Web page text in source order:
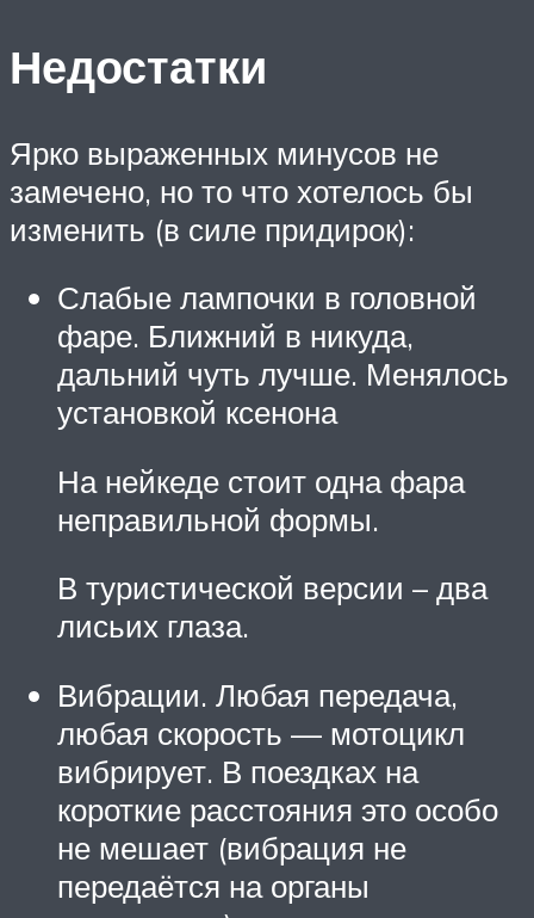
Недостатки
Ярко выраженных минусов не
замечено, но то что хотелось бы
изменить (в силе придирок):
Слабые лампочки в головной
фаре. Ближний в никуда,
дальний чуть лучше. Менялось
установкой ксенона
На нейкеде стоит одна фара
неправильной формы.
В туристической версии – два
лисьих глаза.
Вибрации. Любая передача,
любая скорость — мотоцикл
вибрирует. В поездках на
короткие расстояния это особо
не мешает (вибрация не
передаётся на органы